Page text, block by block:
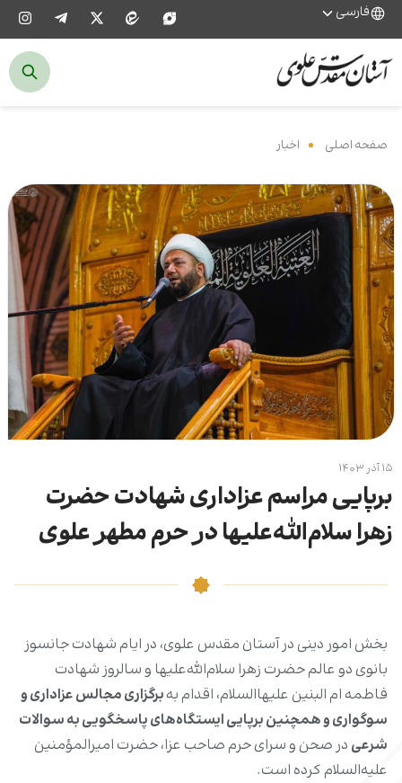
فارسی
صفحه اصلی اخبار
۱۵ آذر ۱۴۰۳
برپایی مراسم عزاداری شهادت حضرت
زهرا سلام‌الله‌علیها در حرم مطهر علوی
بخش امور دینی در آستان مقدس علوی، در ایام شهادت جانسوز
بانوی دو عالم حضرت زهرا سلام‌الله‌علیها و سالروز شهادت
فاطمه ام البنین علیهاالسلام، اقدام بهبرگزاری مجالس عزاداری و
سوگواری و همچنین برپایی ایستگاه‌های پاسخگویی به سوالات
شرعی در صحن و سرای حرم صاحب عزا، حضرت امیرالمؤمنین
علیه‌السلام کرده است.